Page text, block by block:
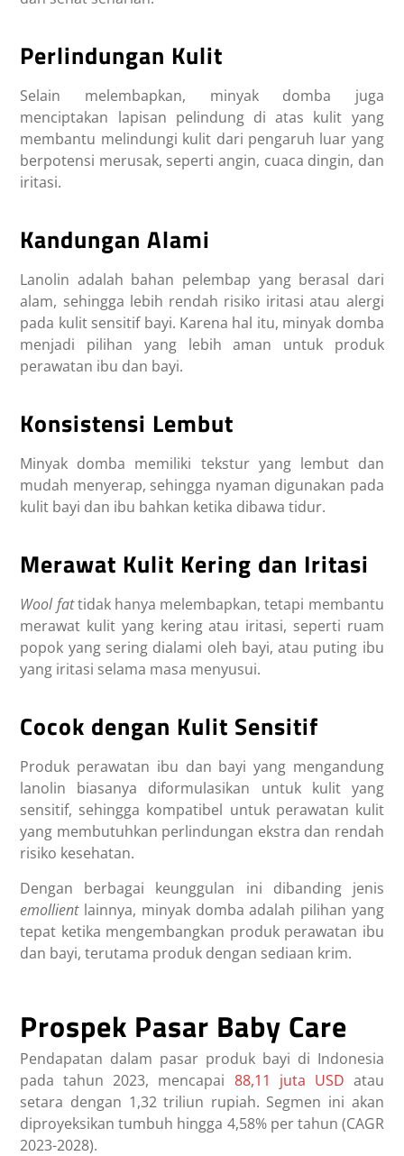
Perlindungan Kulit
Selain melembapkan, minyak domba juga
menciptakan lapisan pelindung di atas kulit yang
membantu melindungi kulit dari pengaruh luar yang
berpotensi merusak, seperti angin, cuaca dingin, dan
iritasi.
Kandungan Alami
Lanolin adalah bahan pelembap yang berasal dari
alam, sehingga lebih rendah risiko iritasi atau alergi
pada kulit sensitif bayi. Karena hal itu, minyak domba
menjadi pilihan yang lebih aman untuk produk
perawatan ibu dan bayi.
Konsistensi Lembut
Minyak domba memiliki tekstur yang lembut dan
mudah menyerap, sehingga nyaman digunakan pada
kulit bayi dan ibu bahkan ketika dibawa tidur.
Merawat Kulit Kering dan Iritasi
Wool fattidak hanya melembapkan, tetapi membantu
merawat kulit yang kering atau iritasi, seperti ruam
popok yang sering dialami oleh bayi, atau puting ibu
yang iritasi selama masa menyusui.
Cocok dengan Kulit Sensitif
Produk perawatan ibu dan bayi yang mengandung
lanolin biasanya diformulasikan untuk kulit yang
sensitif, sehingga kompatibel untuk perawatan kulit
yang membutuhkan perlindungan ekstra dan rendah
risiko kesehatan.
Dengan berbagai keunggulan ini dibanding jenis
emollient lainnya, minyak domba adalah pilihan yang
tepat ketika mengembangkan produk perawatan ibu
dan bayi, terutama produk dengan sediaan krim.
Prospek Pasar Baby Care
Pendapatan dalam pasar produk bayi di Indonesia
pada tahun 2023, mencapai 88,11 juta USD atau
setara dengan 1,32 triliun rupiah. Segmen ini akan
diproyeksikan tumbuh hingga 4,58% per tahun (CAGR
2023-2028).